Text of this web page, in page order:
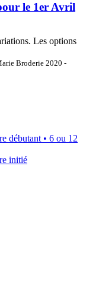
le 1er Avril
Les options
Broderie 2020 -
débutant • 6 ou 12
initié